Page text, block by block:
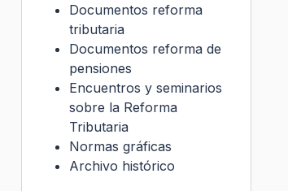
Documentos reforma
tributaria
Documentos reforma de
pensiones
Encuentros y seminarios
sobre la Reforma
Tributaria
Normas gráficas
Archivo histórico